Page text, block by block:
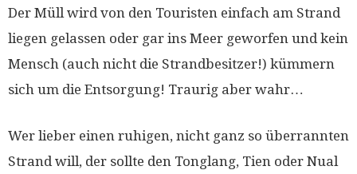
Der Müll wird von den Touristen einfach am Strand
liegen gelassen oder gar ins Meer geworfen und kein
Mensch (auch nicht die Strandbesitzer!) kümmern
sich um die Entsorgung! Traurig aber wahr…
Wer lieber einen ruhigen, nicht ganz so überrannten
Strand will, der sollte den Tonglang, Tien oder Nual